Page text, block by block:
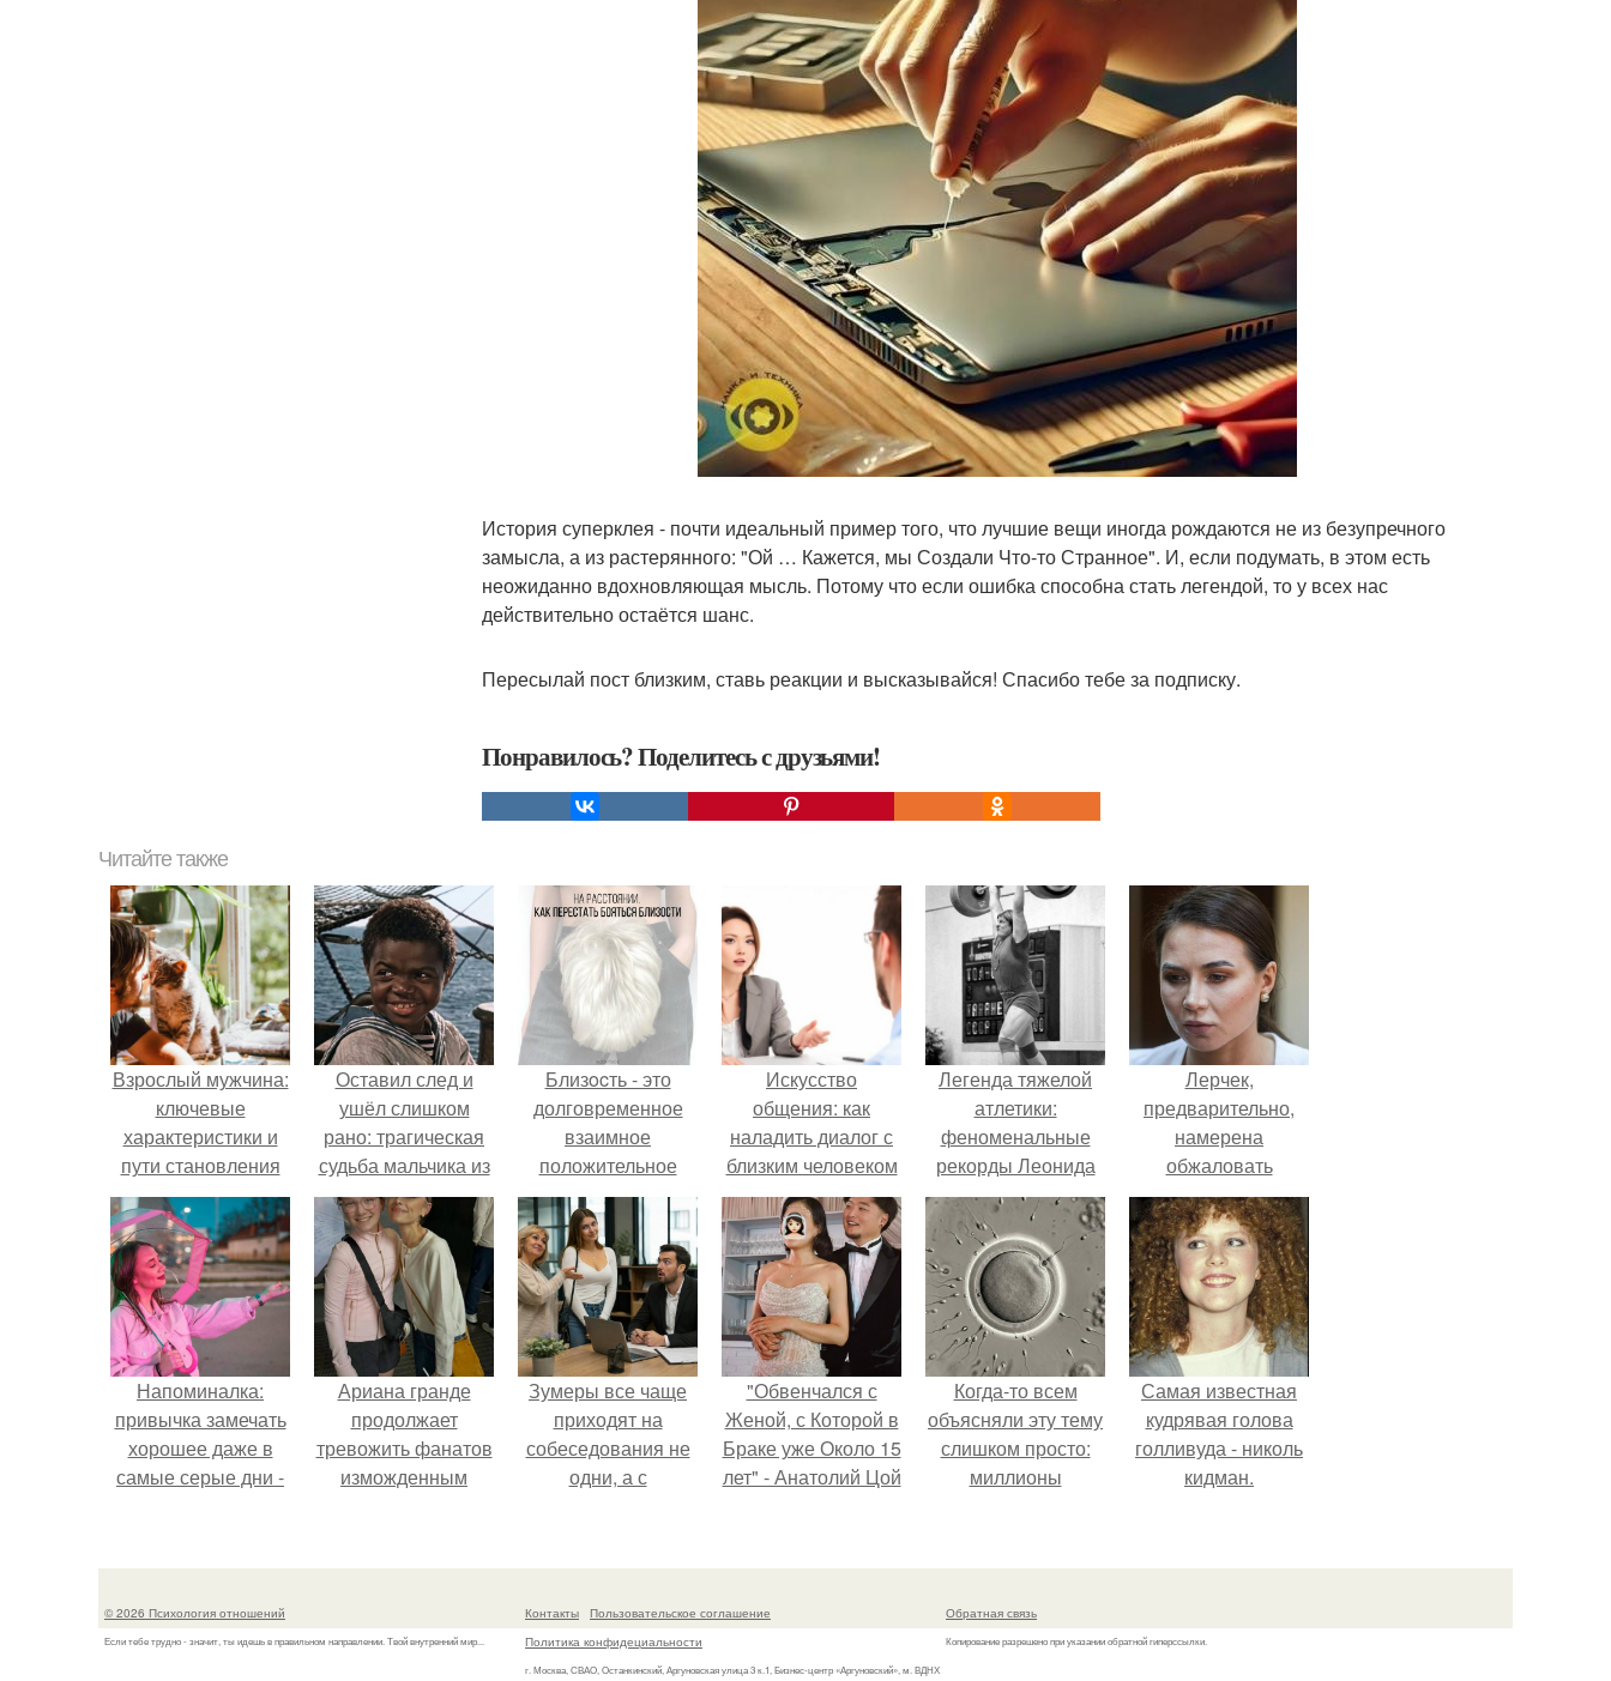
История суперклея - почти идеальный пример того, что лучшие вещи иногда рождаются не из безупречного
замысла, а из растерянного: "Ой … Кажется, мы Создали Что-то Странное". И, если подумать, в этом есть
неожиданно вдохновляющая мысль. Потому что если ошибка способна стать легендой, то у всех нас
действительно остаётся шанс.
Пересылай пост близким, ставь реакции и высказывайся! Спасибо тебе за подписку.
Понравилось? Поделитесь с друзьями!
Читайте также
Взрослый мужчина:
ключевые
характеристики и
пути становления
Оставил след и
ушёл слишком
рано: трагическая
судьба мальчика из
фильма
"Максимка".
Близocть - это
долговременное
взаимное
положительное
эмоциональное
вовлечение,
взаимодействие.
Искусство
общения: как
наладить диалог с
близким человеком
Легенда тяжелой
атлетики:
феноменальные
рекорды Леонида
Тараненко.
Лерчек,
предварительно,
намерена
обжаловать
приговор.
Напоминалка:
привычка замечать
хорошее даже в
самые серые дни -
саморазвитию.
Ариана гранде
продолжает
тревожить фанатов
изможденным
Зумеры все чаще
приходят на
собеседования не
одни, а с
"Обвенчался с
Женой, с Которой в
Браке уже Около 15
лет" - Анатолий Цой
"тайной свадьбой".
Когда-то всем
объясняли эту тему
слишком просто:
миллионы
побеждает самый
Самая известная
кудрявая голова
голливуда - николь
кидман.
© 2026 Психология отношений
Если тебе трудно - значит, ты идешь в правильном направлении. Твой внутренний мир...
Контакты
Пользовательское соглашение
Политика конфидециальности
г. Москва, СВАО, Останкинский, Аргуновская улица 3 к.1, Бизнес-центр «Аргуновский», м. ВДНХ
Обратная связь
Копирование разрешено при указании обратной гиперссылки.